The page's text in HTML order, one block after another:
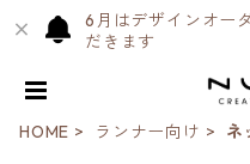
6月はデザインオー
だきます
HOME ランナー向け ネ